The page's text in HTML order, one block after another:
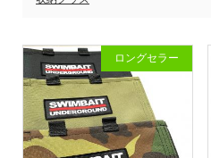
ロングセラー